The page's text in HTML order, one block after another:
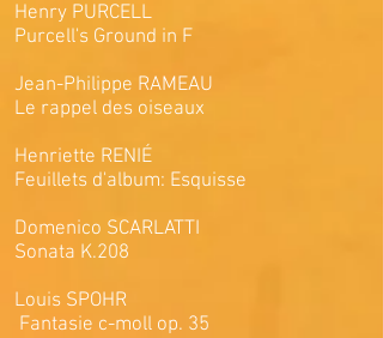
Henry PURCELL
Purcell's Ground in F
Jean-Philippe RAMEAU
Le rappel des oiseaux
Henriette RENIÉ
Feuillets d'album: Esquisse
Domenico SCARLATTI
Sonata K.208
Louis SPOHR
Fantasie c-moll op. 35